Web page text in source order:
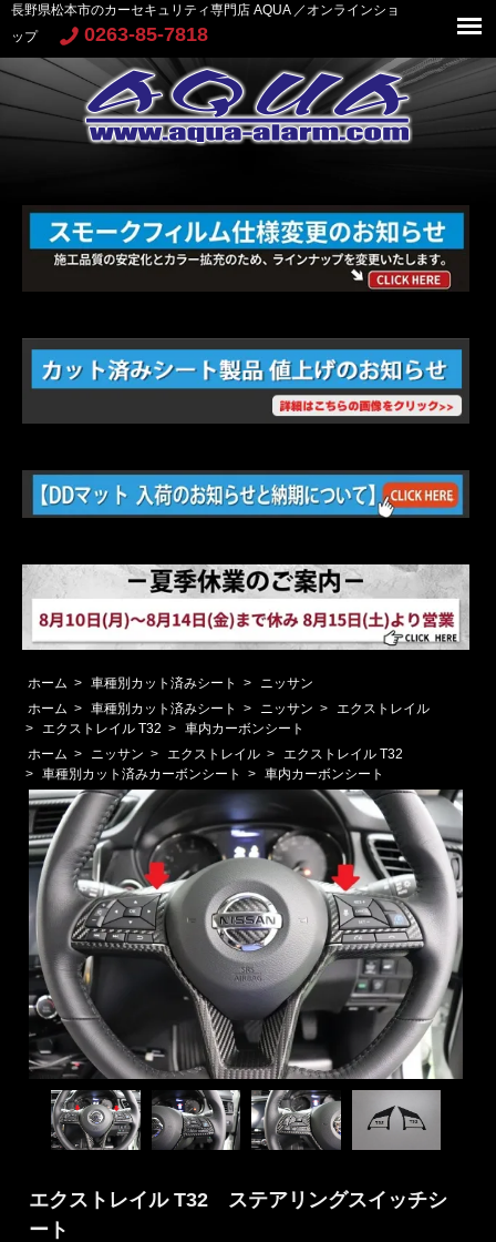
長野県松本市のカーセキュリティ専門店 AQUA ／オンラインショ
ップ
0263-85-7818
ホーム > 車種別カット済みシート >
ニッサン
ホーム > 車種別カット済みシート > ニッサン > エクストレイル
> エクストレイル T32 > 車内カーボンシート
ホーム > ニッサン > エクストレイル > エクストレイル T32
> 車種別カット済みカーボンシート > 車内カーボンシート
エクストレイル T32 ステアリングスイッチシ
ート